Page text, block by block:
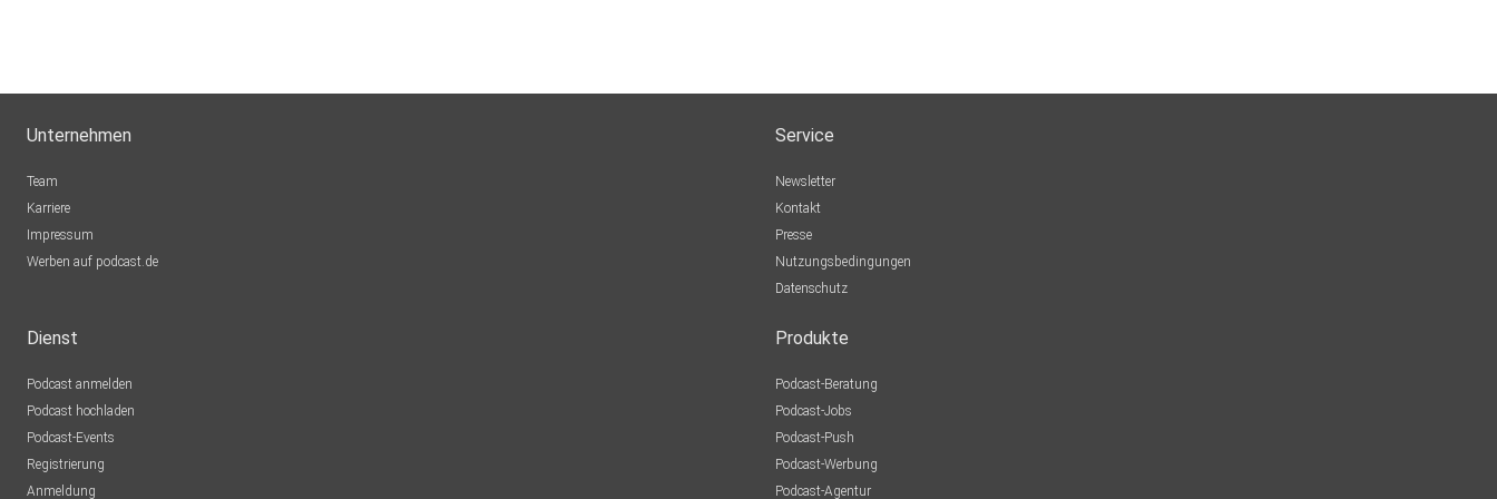
Unternehmen
Team
Karriere
Impressum
Werben auf podcast.de
Service
Newsletter
Kontakt
Presse
Nutzungsbedingungen
Datenschutz
Dienst
Podcast anmelden
Podcast hochladen
Podcast-Events
Registrierung
Anmeldung
Produkte
Podcast-Beratung
Podcast-Jobs
Podcast-Push
Podcast-Werbung
Podcast-Agentur